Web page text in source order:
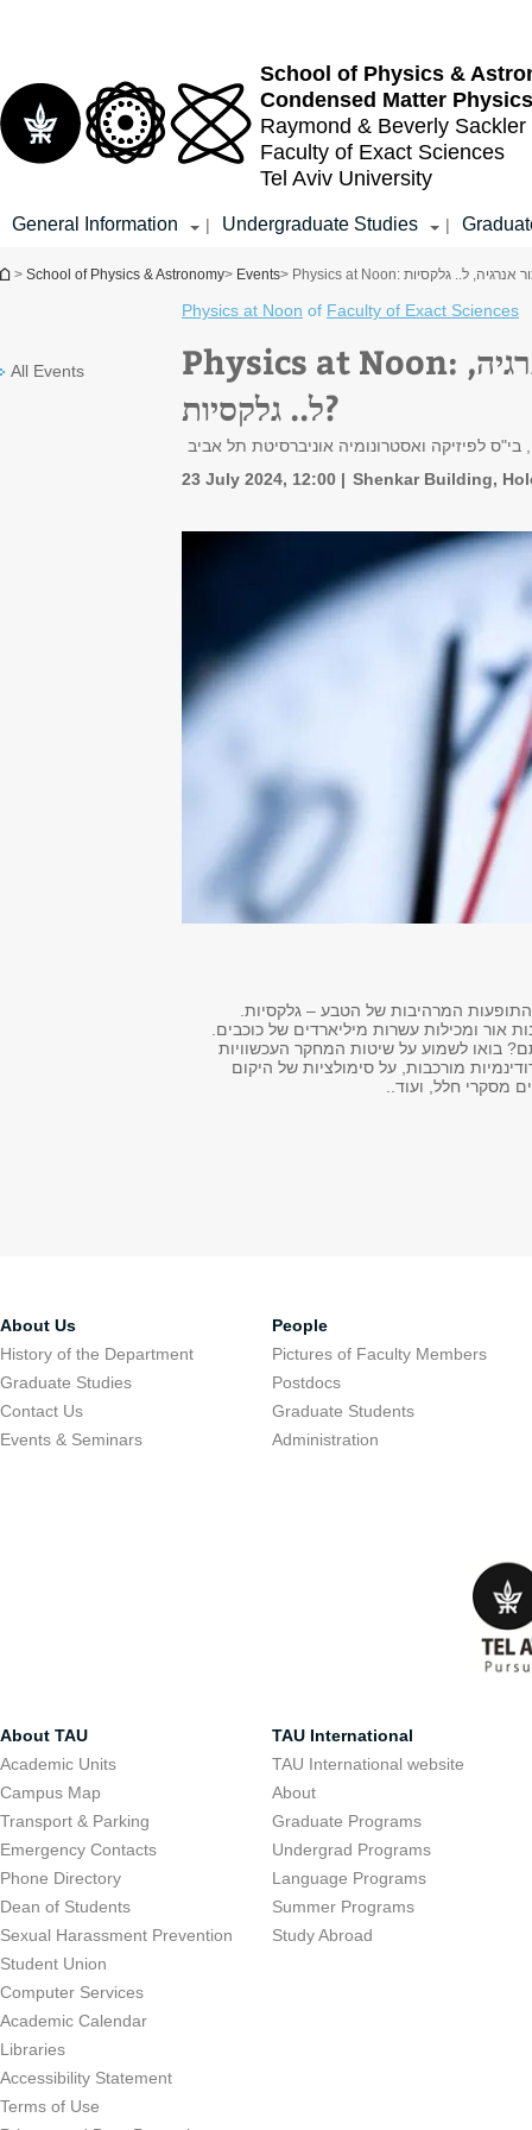
School of Physics &
Condensed Matter Physics
Raymond & Beverly Sackler
Faculty of Exact Sciences
Tel Aviv University
General Information | Undergraduate Studies |
You are here
> School of Physics & Astronomy> Events
All Events
Physics at Noon of Faculty of Exact Sciences
Physics at Noon: איך מגיעים משימור מסה, שימור תנע ושימור אנרגיה,
ל.. גלקסיות?
בי"ס לפיזיקה ואסטרונומיה אוניברסיטת תל אביב
23 July 2024, 12:00
Shenkar Building,
המרהיבות של הטבע – גלקסיות.
אור ומכילות עשרות מיליארדים של כוכבים.
בואו לשמוע על שיטות המחקר העכשוויות
מורכבות, על סימולציות של היקום
מסקרי חלל, ועוד..
About Us
History of the Department
Graduate Studies
Contact Us
Events & Seminars
People
Pictures of Faculty Members
Postdocs
Graduate Students
Administration
About TAU
Academic Units
Campus Map
Transport & Parking
Emergency Contacts
Phone Directory
Dean of Students
Sexual Harassment Prevention
Student Union
Computer Services
Academic Calendar
Libraries
Accessibility Statement
Terms of Use
TAU International
TAU International website
About
Graduate Programs
Undergrad Programs
Language Programs
Summer Programs
Study Abroad